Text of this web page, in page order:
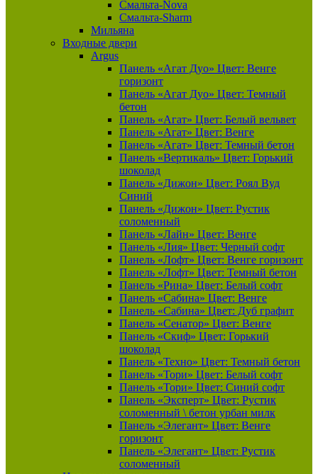
Смальта-Nova
Смальта-Sharm
Мильяна
Входные двери
Argus
Панель «Агат Дуо» Цвет: Венге
горизонт
Панель «Агат Дуо» Цвет: Темный
бетон
Панель «Агат» Цвет: Белый вельвет
Панель «Агат» Цвет: Венге
Панель «Агат» Цвет: Темный бетон
Панель «Вертикаль» Цвет: Горький
шоколад
Панель «Дижон» Цвет: Роял Вуд
Синий
Панель «Дижон» Цвет: Рустик
соломенный
Панель «Лайн» Цвет: Венге
Панель «Лия» Цвет: Черный софт
Панель «Лофт» Цвет: Венге горизонт
Панель «Лофт» Цвет: Темный бетон
Панель «Рина» Цвет: Белый софт
Панель «Сабина» Цвет: Венге
Панель «Сабина» Цвет: Дуб графит
Панель «Сенатор» Цвет: Венге
Панель «Скиф» Цвет: Горький
шоколад
Панель «Техно» Цвет: Темный бетон
Панель «Тори» Цвет: Белый софт
Панель «Тори» Цвет: Синий софт
Панель «Эксперт» Цвет: Рустик
соломенный \ бетон урбан милк
Панель «Элегант» Цвет: Венге
горизонт
Панель «Элегант» Цвет: Рустик
соломенный